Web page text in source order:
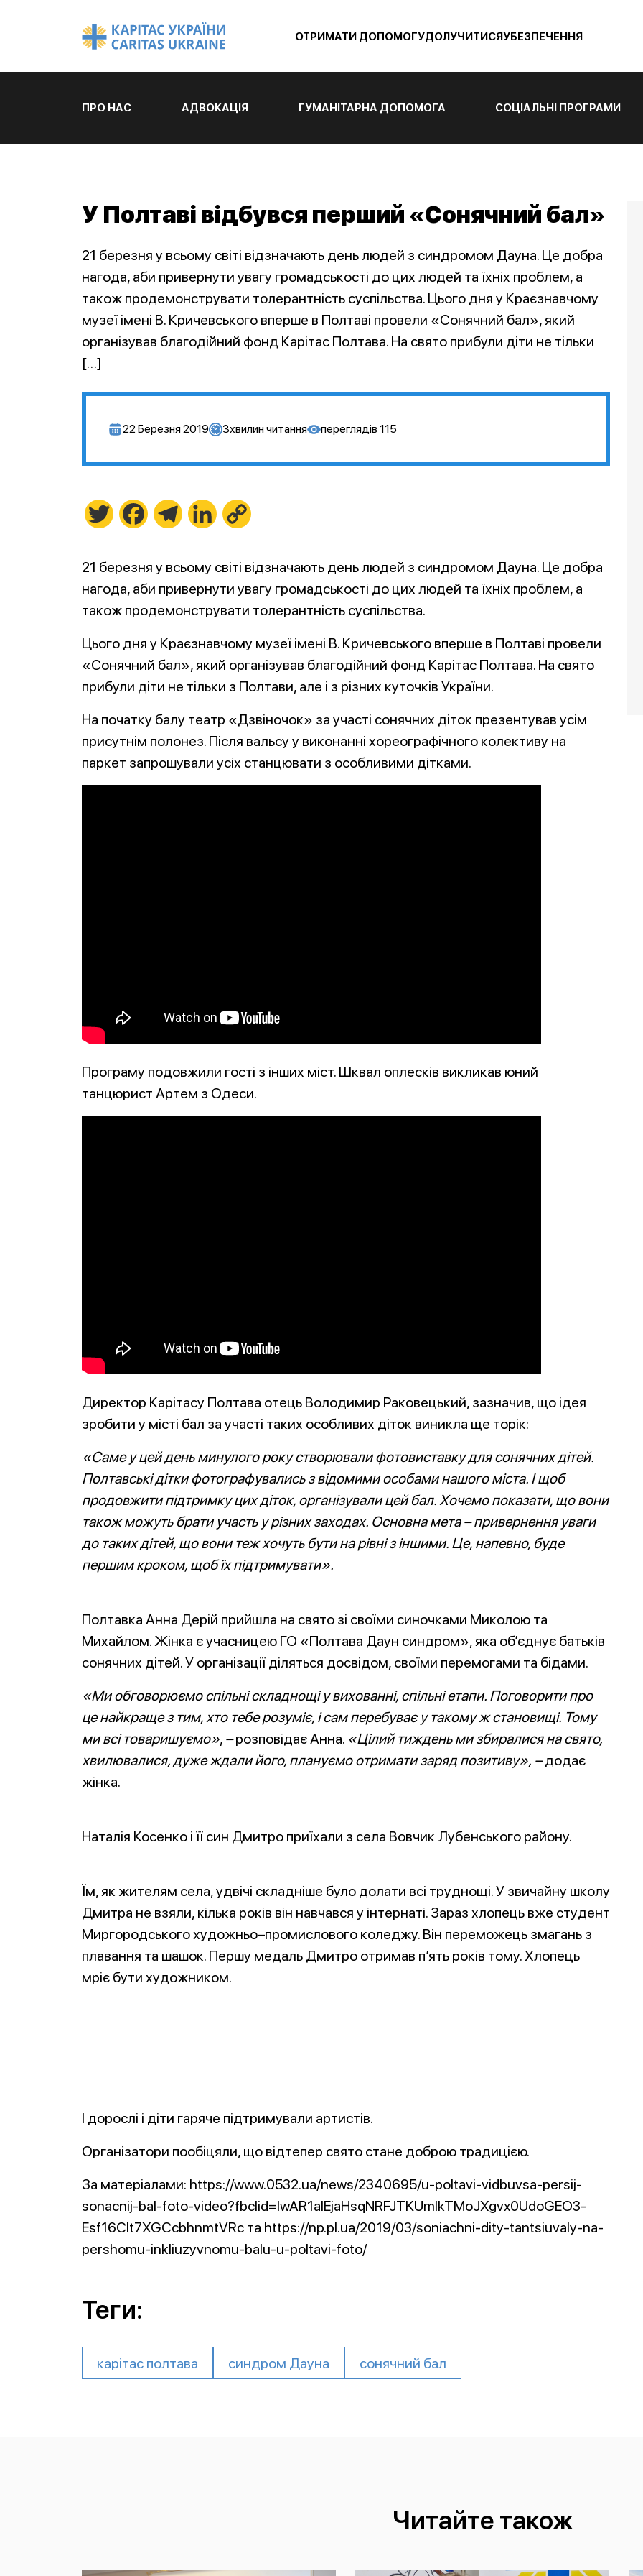
ОТРИМАТИ ДОПОМОГУДОЛУЧИТИСЯУБЕЗПЕЧЕННЯ
ПРО НАС АДВОКАЦІЯ ГУМАНІТАРНА ДОПОМОГА СОЦІАЛЬНІ ПРОГРАМИ
У Полтаві відбувся перший «Сонячний бал»
21 березня у всьому світі відзначають день людей з синдромом Дауна. Це добра
нагода, аби привернути увагу громадськості до цих людей та їхніх проблем, а
також продемонструвати толерантність суспільства. Цього дня у Краєзнавчому
музеї імені В. Кричевського вперше в Полтаві провели «Сонячний бал», який
організував благодійний фонд Карітас Полтава. На свято прибули діти не тільки
[…]
22 Березня 2019 3хвилин читання переглядів 115
Twitter FacebookTelegramLinkedIn
21 березня у всьому світі відзначають день людей з синдромом Дауна. Це добра
нагода, аби привернути увагу громадськості до цих людей та їхніх проблем, а
також продемонструвати толерантність суспільства.
Цього дня у Краєзнавчому музеї імені В. Кричевського вперше в Полтаві провели
«Сонячний бал», який організував благодійний фонд Карітас Полтава. На свято
прибули діти не тільки з Полтави, але і з різних куточків України.
На початку балу театр «Дзвіночок» за участі сонячних діток презентував усім
присутнім полонез. Після вальсу у виконанні хореографічного колективу на
паркет запрошували усіх станцювати з особливими дітками.
Програму подовжили гості з інших міст. Шквал оплесків викликав юний
танцюрист Артем з Одеси.
Директор Карітасу Полтава отець Володимир Раковецький, зазначив, що ідея
зробити у місті бал за участі таких особливих діток виникла ще торік:
«Саме у цей день минулого року створювали фотовиставку для сонячних дітей.
Полтавські дітки фотографувались з відомими особами нашого міста. І щоб
продовжити підтримку цих діток, організували цей бал. Хочемо показати, що вони
також можуть брати участь у різних заходах. Основна мета – привернення уваги
до таких дітей, що вони теж хочуть бути на рівні з іншими. Це, напевно, буде
першим кроком, щоб їх підтримувати».
Полтавка Анна Дерій прийшла на свято зі своїми синочками Миколою та
Михайлом. Жінка є учасницею ГО «Полтава Даун синдром», яка об’єднує батьків
сонячних дітей. У організації діляться досвідом, своїми перемогами та бідами.
«Ми обговорюємо спільні складнощі у вихованні, спільні етапи. Поговорити про
це найкраще з тим, хто тебе розуміє, і сам перебуває у такому ж становищі. Тому
ми всі товаришуємо», –розповідає Анна. «Цілий тиждень ми збиралися на свято,
хвилювалися, дуже ждали його, плануємо отримати заряд позитиву», –додає
жінка.
Наталія Косенко і її син Дмитро приїхали з села Вовчик Лубенського району.
Їм, як жителям села, удвічі складніше було долати всі труднощі. У звичайну школу
Дмитра не взяли, кілька років він навчався у інтернаті. Зараз хлопець вже студент
Миргородського художньо–промислового коледжу. Він переможець змагань з
плавання та шашок. Першу медаль Дмитро отримав п’ять років тому. Хлопець
мріє бути художником.
І дорослі і діти гаряче підтримували артистів.
Організатори пообіцяли, що відтепер свято стане доброю традицією.
За матеріалами: https://www.0532.ua/news/2340695/u-poltavi-vidbuvsa-persij-
sonacnij-bal-foto-video?fbclid=IwAR1aIEjaHsqNRFJTKUmIkTMoJXgvx0UdoGEO3-
Esf16CIt7XGCcbhnmtVRc та https://np.pl.ua/2019/03/soniachni-dity-tantsiuvaly-na-
pershomu-inkliuzyvnomu-balu-u-poltavi-foto/
Теги:
карітас полтава синдром Дауна сонячний бал
Читайте також